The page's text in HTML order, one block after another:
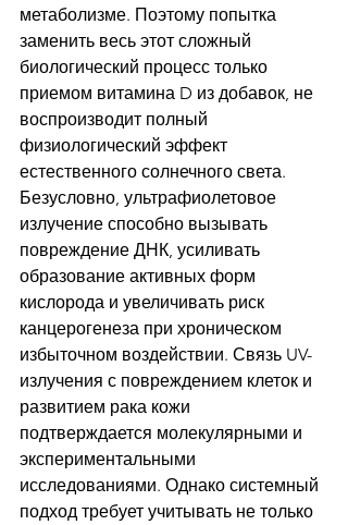
метаболизме. Поэтому попытка
заменить весь этот сложный
биологический процесс только
приемом витамина D из добавок, не
воспроизводит полный
физиологический эффект
естественного солнечного света.
Безусловно, ультрафиолетовое
излучение способно вызывать
повреждение ДНК, усиливать
образование активных форм
кислорода и увеличивать риск
канцерогенеза при хроническом
избыточном воздействии. Связь UV-
излучения с повреждением клеток и
развитием рака кожи
подтверждается молекулярными и
экспериментальными
исследованиями. Однако системный
подход требует учитывать не только